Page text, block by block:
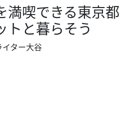
満喫できる東京都
トと暮らそう
イター大谷